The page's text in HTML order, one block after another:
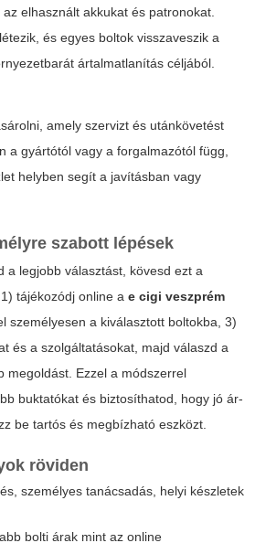
elhasznált akkukat és patronokat.
és egyes boltok visszaveszik a
ártalmatlanítás céljából.
amely szervizt és utánkövetést
a gyártótól vagy a forgalmazótól függ,
helyben segít a javításban vagy
szabott lépések
a legjobb választást, kövesd ezt a
tájékozódj online a e cigi veszprém
személyesen a kiválasztott boltokba, 3)
és a szolgáltatásokat, majd válaszd a
megoldást. Ezzel a módszerrel
buktatókat és biztosíthatod, hogy jó ár-
be tartós és megbízható eszközt.
röviden
személyes tanácsadás, helyi készletek
bolti árak mint az online